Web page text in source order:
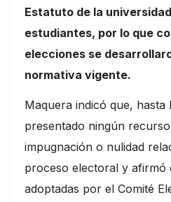
Estatuto de la
estudiantes, por lo que
elecciones se
normativa vigente.
Maquera indicó que,
presentado ningún
impugnación o nulidad
proceso electoral y afirmó
adoptadas por el Comité